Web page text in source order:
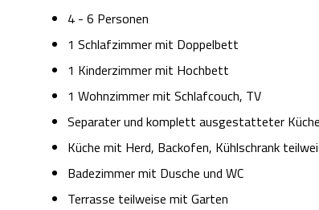
4 - 6 Personen
1 Schlafzimmer mit Doppelbett
1 Kinderzimmer mit Hochbett
1 Wohnzimmer mit Schlafcouch, TV
Separater und komplett ausgestatteter
Küche mit Herd, Backofen, Kühlschrank
Badezimmer mit Dusche und WC
Terrasse teilweise mit Garten